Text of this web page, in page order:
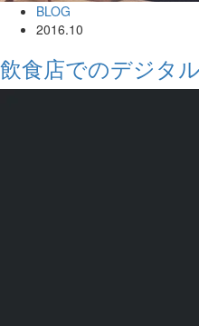
BLOG
2016.10
飲食店でのデジタ